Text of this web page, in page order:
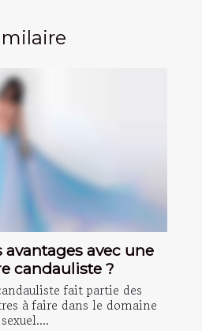
avantages avec une
candauliste ?
fait partie des
à faire dans le domaine
sexuel....